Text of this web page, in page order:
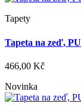
Tapety
Tapeta na zeď,
466,00 Kč
Novinka